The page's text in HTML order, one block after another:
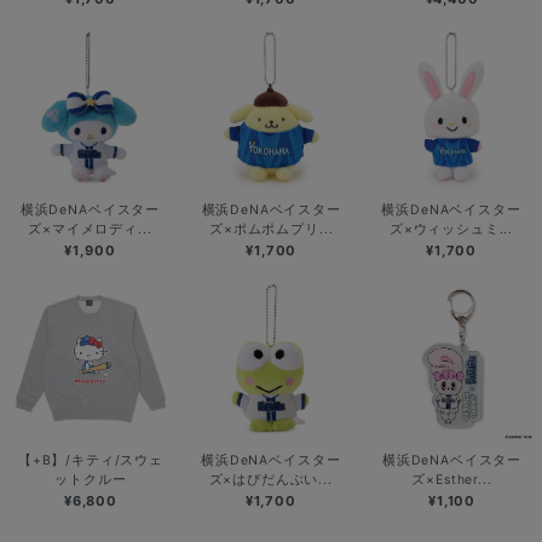
横浜DeNAベイスター
ズ×マイメロディ...
¥1,900
横浜DeNAベイスター
ズ×ポムポムプリ...
¥1,700
横浜DeNAベイスター
ズ×ウィッシュミ...
¥1,700
【+B】/キティ/スウェ
ットクルー
¥6,800
横浜DeNAベイスター
ズ×はぴだんぶい...
¥1,700
横浜DeNAベイスター
ズ×Esther...
¥1,100